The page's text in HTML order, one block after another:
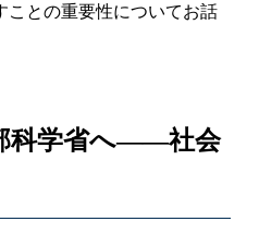
ことの重要性についてお話
科学省へ——社会